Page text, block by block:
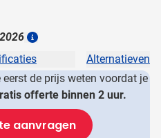
Alternatieven
de prijs weten voordat je
offerte binnen 2 uur.
aanvragen